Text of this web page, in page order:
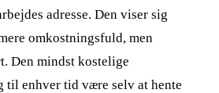
adresse. Den viser sig
omkostningsfuld, men
Den mindst kostelige
enhver tid være selv at hente